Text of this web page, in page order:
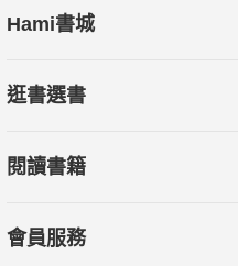
Hami書城
逛書選書
閱讀書籍
會員服務